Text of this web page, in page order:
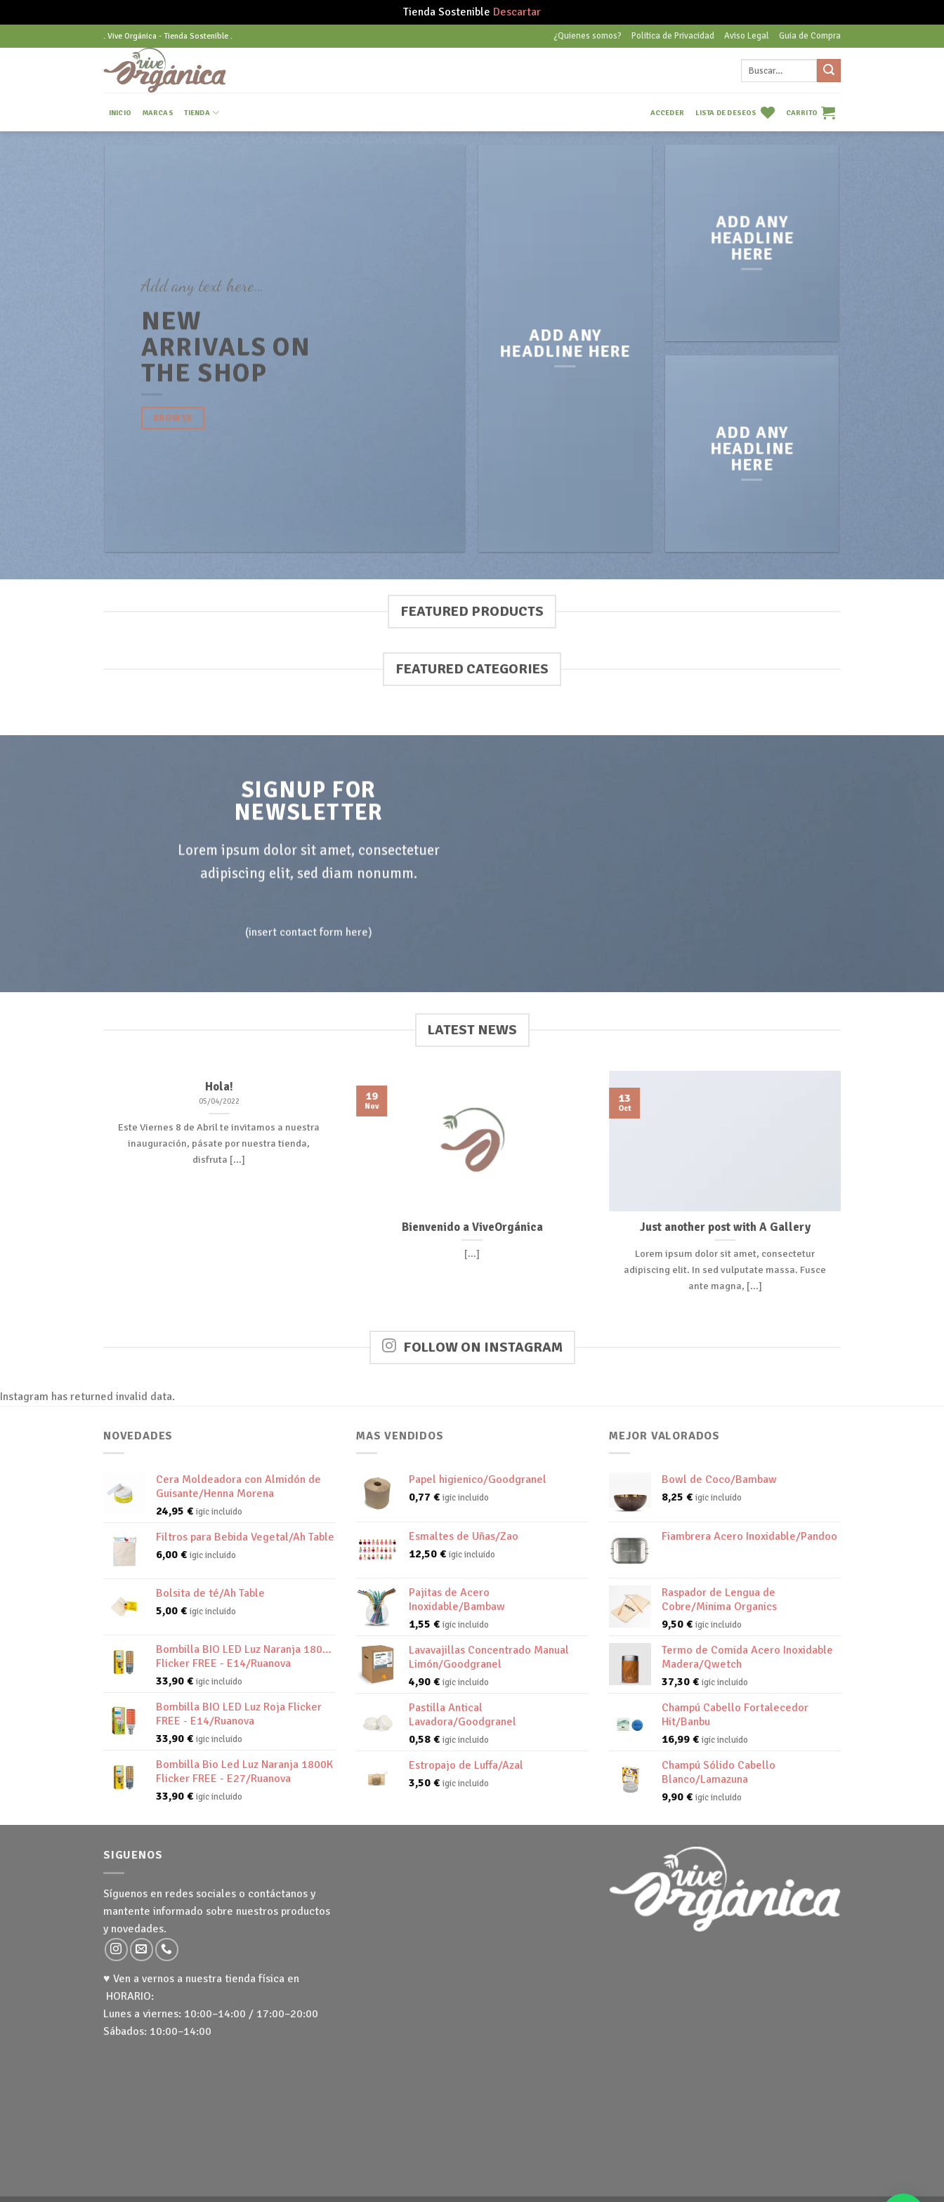
Tienda Sostenible Descartar
to
. Vive Orgánica - Tienda Sostenible . ¿Quienes somos? Politica de Privacidad Aviso Legal Guia de Compra
INICIO MARCAS TIENDA ACCEDER LISTA DE DESEOS CARRITO
Add any text here…
NEW
ARRIVALS ON
THE SHOP
BROWSE
ADD ANY
HEADLINE HERE
ADD ANY
HEADLINE
HERE
ADD ANY
HEADLINE
HERE
FEATURED PRODUCTS
FEATURED CATEGORIES
SIGNUP FOR
NEWSLETTER
Lorem ipsum dolor sit amet, consectetuer
adipiscing elit, sed diam nonumm.
(insert contact form here)
LATEST NEWS
Hola!
05/04/2022
Este Viernes 8 de Abril te invitamos a nuestra
inauguración, pásate por nuestra tienda,
disfruta [...]
Bienvenido a ViveOrgánica
[...]
19
Nov
Just another post with A Gallery
Lorem ipsum dolor sit amet, consectetur
adipiscing elit. In sed vulputate massa. Fusce
ante magna, [...]
13
Oct
FOLLOW ON INSTAGRAM
Instagram has returned invalid data.
NOVEDADES
Cera Moldeadora con Almidón de
Guisante/Henna Morena
24,95 € igic incluido
Filtros para Bebida Vegetal/Ah Table
6,00 € igic incluido
Bolsita de té/Ah Table
5,00 € igic incluido
Bombilla BIO LED Luz Naranja 1800K
Flicker FREE - E14/Ruanova
33,90 € igic incluido
Bombilla BIO LED Luz Roja Flicker
FREE - E14/Ruanova
33,90 € igic incluido
Bombilla Bio Led Luz Naranja 1800K
Flicker FREE - E27/Ruanova
33,90 € igic incluido
MAS VENDIDOS
Papel higienico/Goodgranel
0,77 € igic incluido
Esmaltes de Uñas/Zao
12,50 € igic incluido
Pajitas de Acero
Inoxidable/Bambaw
1,55 € igic incluido
Lavavajillas Concentrado Manual
Limón/Goodgranel
4,90 € igic incluido
Pastilla Antical
Lavadora/Goodgranel
0,58 € igic incluido
Estropajo de Luffa/Azal
3,50 € igic incluido
MEJOR VALORADOS
Bowl de Coco/Bambaw
8,25 € igic incluido
Fiambrera Acero Inoxidable/Pandoo
Raspador de Lengua de
Cobre/Minima Organics
9,50 € igic incluido
Termo de Comida Acero Inoxidable
Madera/Qwetch
37,30 € igic incluido
Champú Cabello Fortalecedor
Hit/Banbu
16,99 € igic incluido
Champú Sólido Cabello
Blanco/Lamazuna
9,90 € igic incluido
SIGUENOS
Síguenos en redes sociales o contáctanos y
mantente informado sobre nuestros productos
y novedades.
♥ Ven a vernos a nuestra tienda física en
HORARIO:
Lunes a viernes: 10:00–14:00 / 17:00–20:00
Sábados: 10:00–14:00